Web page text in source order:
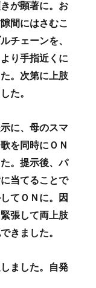
が顕著に。お
間にはさむこ
チェーンを、
り手指近くに
。次第に上肢
た。
に、母のスマ
を同時にＯＮ
。提示後、パ
当てることで
てＯＮに。因
張して両上肢
きました。
ました。自発